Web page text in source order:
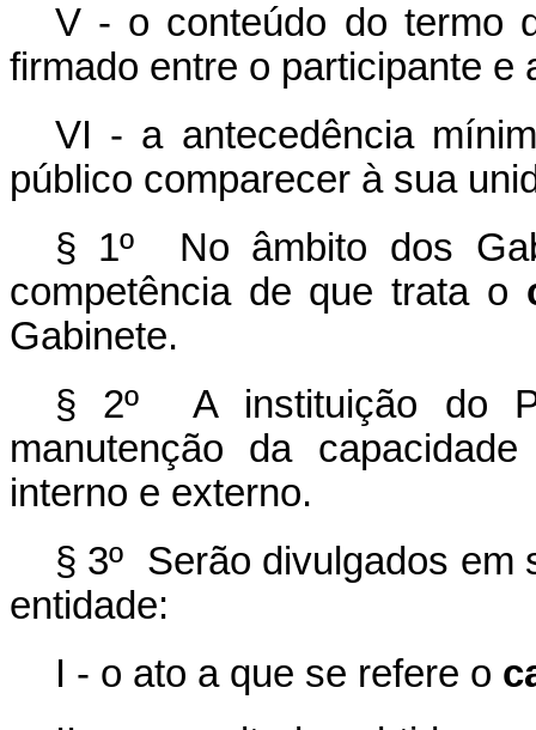
V - o conteúdo do termo
firmado entre o participante e
VI - a antecedência
público comparecer à sua
§ 1º No âmbito dos
competência de que trata o
Gabinete.
§ 2º A instituição do
manutenção da
interno e externo.
§ 3º Serão divulgados em
entidade:
I - o ato a que se refere o